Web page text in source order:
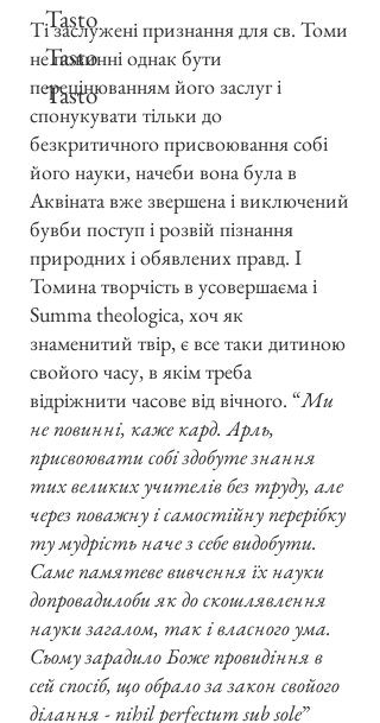
Ті заслужені признання для св. Томи
не повинні однак бути
перецінюванням його заслуг і
спонукувати тільки до
безкритичного присвоювання собі
його науки, начеби вона була в
Аквіната вже звершена і виключений
бувби поступ і розвій пізнання
природних і обявлених правд. І
Томина творчість в усовершаєма і
Summa theologica, хоч як
знаменитий твір, є все таки дитиною
свойого часу, в якім треба
відріжнити часове від вічного. “Ми
не повинні, каже кард. Арль,
присвоювати собі здобуте знання
тих великих учителів без труду, але
через поважну і самостійну перерібку
ту мудрість наче з себе видобути.
Саме памятеве вивчення їх науки
допровадилоби як до скошлявлення
науки загалом, так і власного ума.
Сьому зарадило Боже провидіння в
сей спосіб, що обрало за закон свойого
ділання - nihil perfectum sub sole”
Tasto
Tasto
Tasto